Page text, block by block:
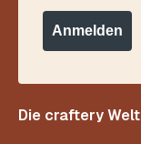
Die craftery Welt
Anmelden